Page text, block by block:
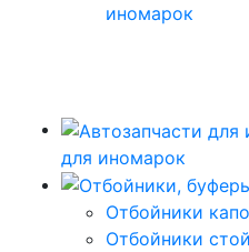
иномарок
для иномарок
Отбойники
Отбойники